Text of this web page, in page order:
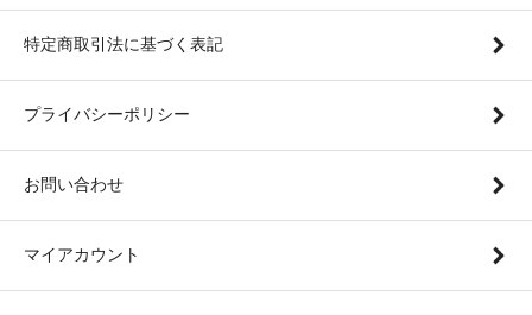
特定商取引法に基づく表記
プライバシーポリシー
お問い合わせ
マイアカウント